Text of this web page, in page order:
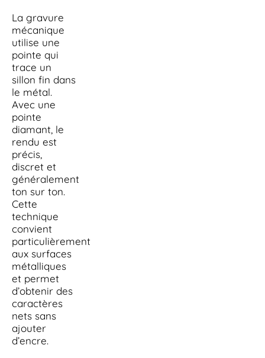
La gravure
mécanique
utilise une
pointe qui
trace un
sillon fin dans
le métal.
Avec une
pointe
diamant, le
rendu est
précis,
discret et
généralement
ton sur ton.
Cette
technique
convient
particulièrement
aux surfaces
métalliques
et permet
d’obtenir des
caractères
nets sans
ajouter
d’encre.